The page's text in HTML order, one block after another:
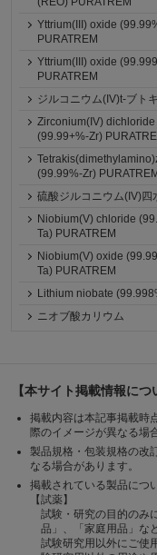
Yttrium(III) oxide
PURATREM
Yttrium(III) oxide
PURATREM
ジルコニウム(IV)t-ブト
Zirconium(IV)
(99.99+%-Zr)
(99.99%-Zr)
硫酸ジルコニウム(IV)四
Niobium(V) chloride
Ta) PURATREM
Niobium(V) oxide
Ta) PURATREM
Lithium niobate
ニオブ酸カリウム
【本サイト掲載情報につ
掲載内容は本記事掲載時
際のイメージが異なる場
製品規格・包装規格の改
なる場合があります。
掲載されている製品につ
【試薬】
試験・研究の目的のみ
品」、「家庭用品」な
試験研究用以外にご使